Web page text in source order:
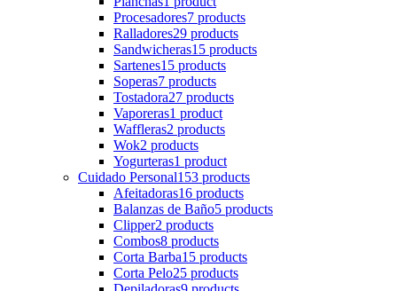
Procesadores7 products
Ralladores29 products
Sandwicheras15 products
Sartenes15 products
Soperas7 products
Tostadora27 products
Vaporeras1 product
Waffleras2 products
Wok2 products
Yogurteras1 product
Cuidado Personal153 products
Afeitadoras16 products
Balanzas de Baño5 products
Clipper2 products
Combos8 products
Corta Barba15 products
Corta Pelo25 products